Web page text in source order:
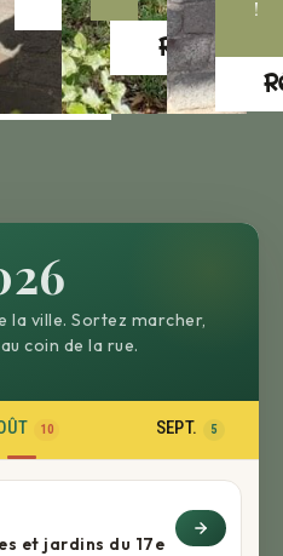
Réservez
!
la ville. Sortez marcher,
coin de la rue.
10 SEPT. 5
et jardins du 17e